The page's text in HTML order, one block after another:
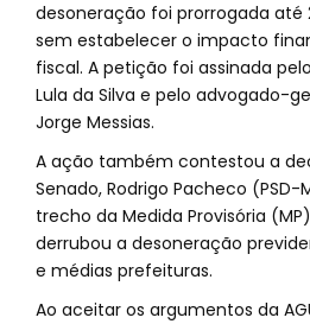
desoneração foi prorrogada até
sem estabelecer o impacto
fiscal. A petição foi assinada
Lula da Silva e pelo advogado-
Jorge Messias.
A ação também contestou a
Senado, Rodrigo Pacheco (PSD-
trecho da Medida Provisória (MP)
derrubou a desoneração
e médias prefeituras.
Ao aceitar os argumentos da